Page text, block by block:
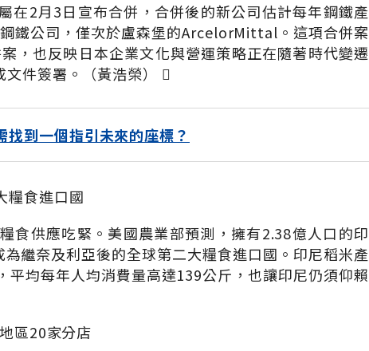
在2月3日宣布合併，合併後的新公司估計每年鋼鐵產
鐵公司，僅次於盧森堡的ArcelorMittal。這項合併案
，也反映日本企業文化與營運策略正在隨著時代變遷
件簽署。（黃浩榮） 
到一個指引未來的座標？
糧食進口國
食供應吃緊。美國農業部預測，擁有2.38億人口的印
繼奈及利亞後的全球第二大糧食進口國。印尼稻米產
平均每年人均消費量高達139公斤，也讓印尼仍須仰賴
區20家分店